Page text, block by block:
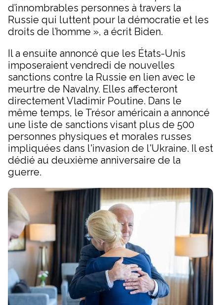
d’innombrables personnes à travers la
Russie qui luttent pour la démocratie et les
droits de l’homme », a écrit Biden.
Il a ensuite annoncé que les États-Unis
imposeraient vendredi de nouvelles
sanctions contre la Russie en lien avec le
meurtre de Navalny. Elles affecteront
directement Vladimir Poutine. Dans le
même temps, le Trésor américain a annoncé
une liste de sanctions visant plus de 500
personnes physiques et morales russes
impliquées dans l'invasion de l'Ukraine. Il est
dédié au deuxième anniversaire de la
guerre.